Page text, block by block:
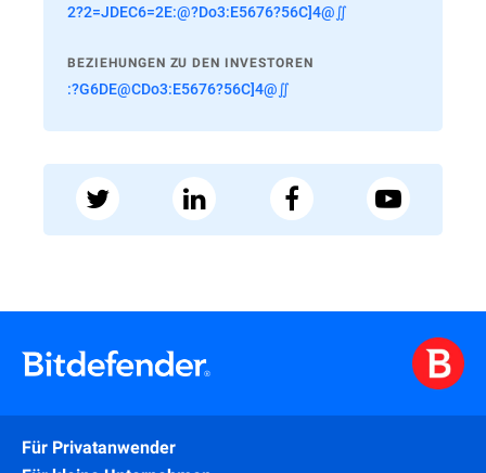
2?2=JDEC6=2E:@?Do3:E5676?56C]4@∬
BEZIEHUNGEN ZU DEN INVESTOREN
:?G6DE@CDo3:E5676?56C]4@∬
Für Privatanwender